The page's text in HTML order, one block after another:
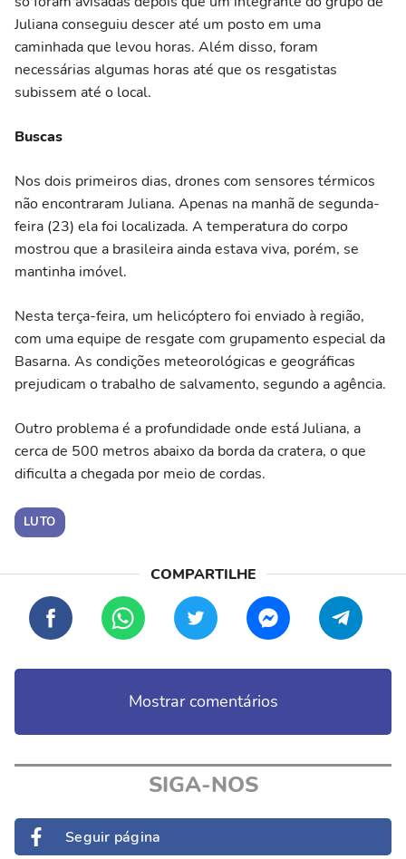
Juliana conseguiu descer até um posto em uma
caminhada que levou horas. Além disso, foram
necessárias algumas horas até que os resgatistas
subissem até o local.
Buscas
Nos dois primeiros dias, drones com sensores térmicos
não encontraram Juliana. Apenas na manhã de segunda-
feira (23) ela foi localizada. A temperatura do corpo
mostrou que a brasileira ainda estava viva, porém, se
mantinha imóvel.
Nesta terça-feira, um helicóptero foi enviado à região,
com uma equipe de resgate com grupamento especial da
Basarna. As condições meteorológicas e geográficas
prejudicam o trabalho de salvamento, segundo a agência.
Outro problema é a profundidade onde está Juliana, a
cerca de 500 metros abaixo da borda da cratera, o que
dificulta a chegada por meio de cordas.
LUTO
Mostrar comentários
SIGA-NOS
Seguir página